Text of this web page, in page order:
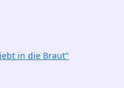
in die Braut"